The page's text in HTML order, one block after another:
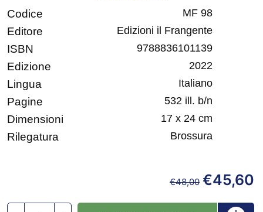
Codice MF 98
Editore Edizioni il Frangente
ISBN 9788836101139
Edizione 2022
Lingua Italiano
Pagine 532 ill. b/n
Dimensioni 17 x 24 cm
Rilegatura Brossura
€48,00 €45,60